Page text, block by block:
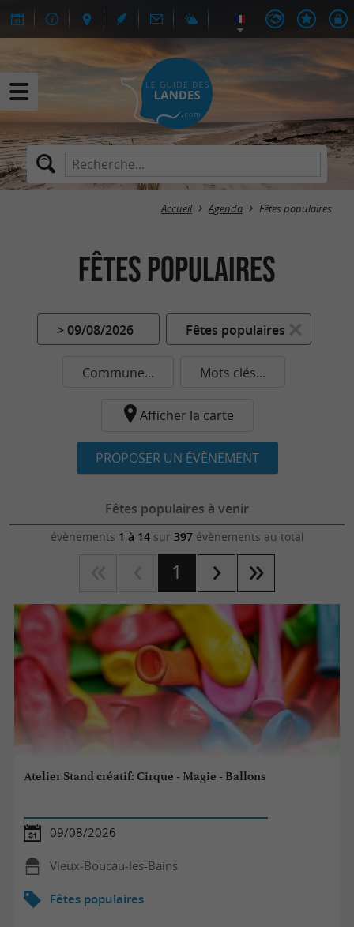
Accueil Agenda Fêtes populaires
Fêtes populaires
> 09/08/2026 Fêtes populaires
Commune... Mots clés...
Afficher la carte
PROPOSER UN ÉVÈNEMENT
Fêtes populaires à venir
évènements 1 à 14sur 397évènements au total
1
Atelier Stand créatif: Cirque - Magie - Ballons
09/08/2026
Vieux-Boucau-les-Bains
Fêtes populaires